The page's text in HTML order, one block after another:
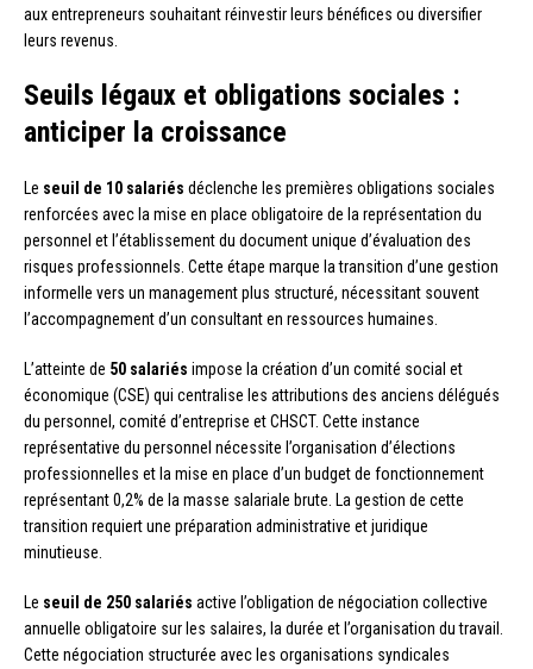
aux entrepreneurs souhaitant réinvestir leurs bénéfices ou diversifier
leurs revenus.
Seuils légaux et obligations sociales :
anticiper la croissance
Le seuil de 10 salariés déclenche les premières obligations sociales
renforcées avec la mise en place obligatoire de la représentation du
personnel et l’établissement du document unique d’évaluation des
risques professionnels. Cette étape marque la transition d’une gestion
informelle vers un management plus structuré, nécessitant souvent
l’accompagnement d’un consultant en ressources humaines.
L’atteinte de 50 salariés impose la création d’un comité social et
économique (CSE) qui centralise les attributions des anciens délégués
du personnel, comité d’entreprise et CHSCT. Cette instance
représentative du personnel nécessite l’organisation d’élections
professionnelles et la mise en place d’un budget de fonctionnement
représentant 0,2% de la masse salariale brute. La gestion de cette
transition requiert une préparation administrative et juridique
minutieuse.
Le seuil de 250 salariés active l’obligation de négociation collective
annuelle obligatoire sur les salaires, la durée et l’organisation du travail.
Cette négociation structurée avec les organisations syndicales